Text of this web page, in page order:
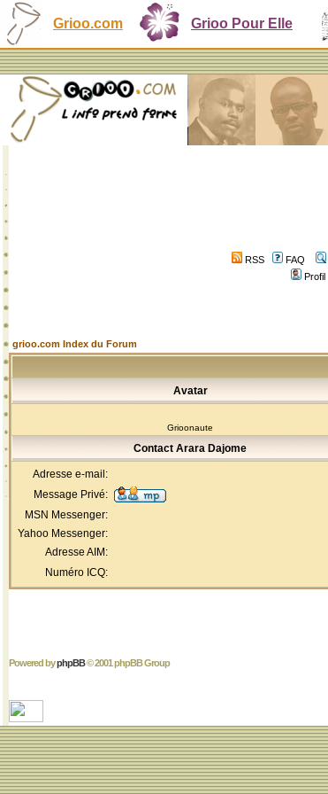
Grioo.com Grioo Pour Elle
RSS FAQ
Profil
grioo.com Index du Forum
Avatar
Grioonaute
Contact Arara Dajome
Adresse e-mail:
Message Privé:
MSN Messenger:
Yahoo Messenger:
Adresse AIM:
Numéro ICQ:
Powered byphpBB© 2001 phpBB Group